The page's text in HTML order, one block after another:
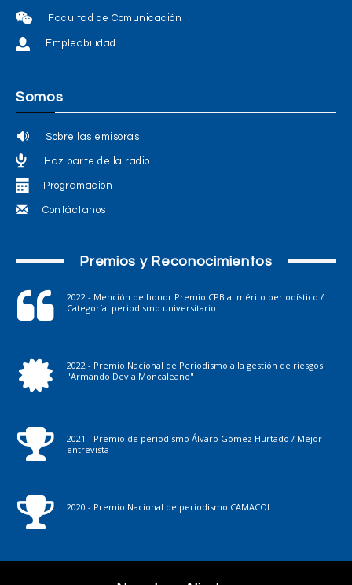
Facultad de Comunicación
Empleabilidad
Somos
Sobre las emisoras
Haz parte de la radio
Programación
Contáctanos
Premios y Reconocimientos
2022 - Mención de honor Premio CPB al mérito periodístico /
Categoría: periodismo universitario
2022 - Premio Nacional de Periodismo a la gestión de riesgos
"Armando Devia Moncaleano"
2021 - Premio de periodismo Álvaro Gómez Hurtado / Mejor
entrevista
2020 - Premio Nacional de periodismo CAMACOL